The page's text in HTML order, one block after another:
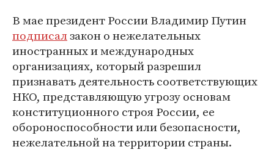
В мае президент России Владимир Путин
подписалзакон о нежелательных
иностранных и международных
организациях, который разрешил
признавать деятельность соответствующих
НКО, представляющую угрозу основам
конституционного строя России, ее
обороноспособности или безопасности,
нежелательной на территории страны.